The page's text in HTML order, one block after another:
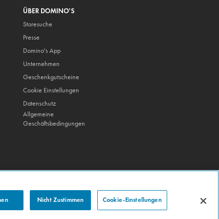
ÜBER DOMINO'S
Storesuche
Presse
Domino's App
Unternehmen
Geschenkgutscheine
Cookie Einstellungen
Datenschutz
Allgemeine
Geschäftsbedingungen
Nicht Zustimmen Cookie-Einstellungen